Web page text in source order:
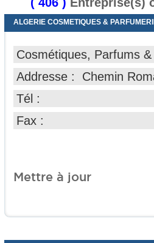
ALGERIE COSMETIQUES &
Cosmétiques, Parfums
Addresse : Chemin
Tél :
Fax :
Mettre à jour